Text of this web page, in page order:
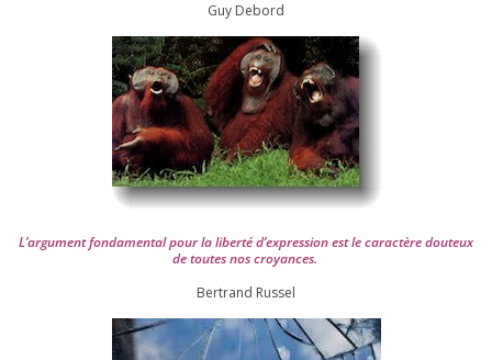
Guy Debord
L’argument fon­da­men­tal pour la liber­té d’expression est le carac­tère dou­teux
de toutes nos croyances.
Ber­trand Russel